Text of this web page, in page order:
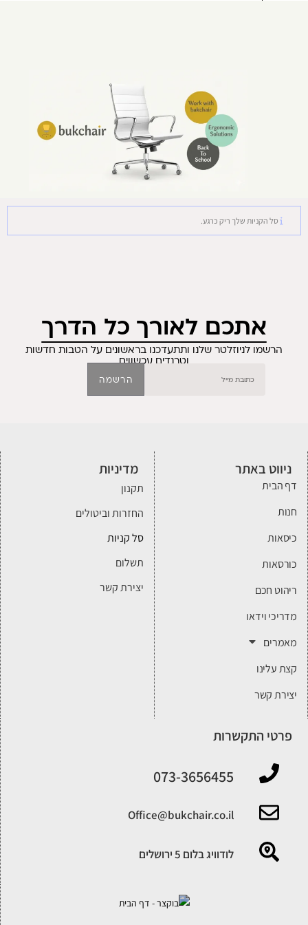
סל הקניות שלך ריק כרגע.
אתכם לאורך כל הדרך
הרשמו לניוזלטר שלנו ותתעדכנו בראשונים על הטבות חדשות
וטרנדים עכשווים
הרשמה
ניווט באתר
דף הבית
חנות
כיסאות
כורסאות
ריהוט חכם
מדריכי וידאו
מאמרים
קצת עלינו
יצירת קשר
מדיניות
תקנון
החזרות וביטולים
סל קניות
תשלום
יצירת קשר
פרטי התקשרות
‎073-3656455
‎Office@bukchair.co.il
‎לודוויג בלום 5 ירושלים